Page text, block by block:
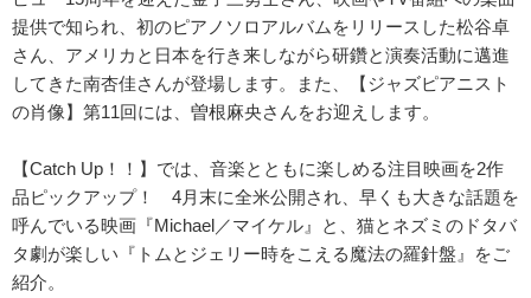
提供で知られ、初のピアノソロアルバムをリリースした松谷卓
さん、アメリカと日本を行き来しながら研鑽と演奏活動に邁進
してきた南杏佳さんが登場します。また、【ジャズピアニスト
の肖像】第11回には、曽根麻央さんをお迎えします。
【Catch Up！！】では、音楽とともに楽しめる注目映画を2作
品ピックアップ！ 4月末に全米公開され、早くも大きな話題を
呼んでいる映画『Michael／マイケル』と、猫とネズミのドタバ
タ劇が楽しい『トムとジェリー時をこえる魔法の羅針盤』をご
紹介。